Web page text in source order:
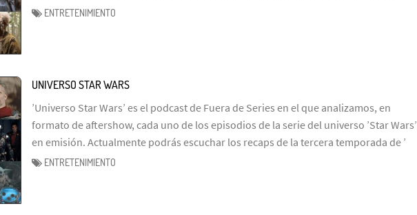
ENTRETENIMIENTO
UNIVERSO STAR WARS
’Universo Star Wars’ es el podcast de Fuera de Series en el que analizamos, en
formato de aftershow, cada uno de los episodios de la serie del universo ’Star Wars’
en emisión. Actualmente podrás escuchar los recaps de la tercera temporada de ’
ENTRETENIMIENTO